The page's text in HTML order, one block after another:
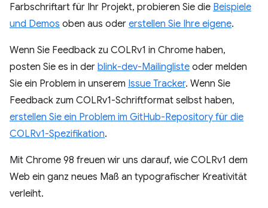
Farbschriftart für Ihr Projekt, probieren Sie die Beispiele
und Demos oben aus oder erstellen Sie Ihre eigene.
Wenn Sie Feedback zu COLRv1 in Chrome haben,
posten Sie es in der blink-dev-Mailingliste oder melden
Sie ein Problem in unserem Issue Tracker. Wenn Sie
Feedback zum COLRv1-Schriftformat selbst haben,
erstellen Sie ein Problem im GitHub-Repository für die
COLRv1-Spezifikation.
Mit Chrome 98 freuen wir uns darauf, wie COLRv1 dem
Web ein ganz neues Maß an typografischer Kreativität
verleiht.